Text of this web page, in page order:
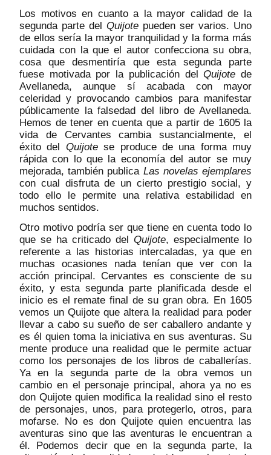
Los motivos en cuanto a la mayor calidad de la
segunda parte del Quijote pueden ser varios. Uno
de ellos sería la mayor tranquilidad y la forma más
cuidada con la que el autor confecciona su obra,
cosa que desmentiría que esta segunda parte
fuese motivada por la publicación delQuijotede
Avellaneda, aunque sí acabada con mayor
celeridad y provocando cambios para manifestar
públicamente la falsedad del libro de Avellaneda.
Hemos de tener en cuenta que a partir de 1605 la
vida de Cervantes cambia sustancialmente, el
éxito del Quijotese produce de una forma muy
rápida con lo que la economía del autor se muy
mejorada, también publica Las novelas ejemplares
con cual disfruta de un cierto prestigio social, y
todo ello le permite una relativa estabilidad en
muchos sentidos.
Otro motivo podría ser que tiene en cuenta todo lo
que se ha criticado del Quijote, especialmente lo
referente a las historias intercaladas, ya que en
muchas ocasiones nada tenían que ver con la
acción principal. Cervantes es consciente de su
éxito, y esta segunda parte planificada desde el
inicio es el remate final de su gran obra. En 1605
vemos un Quijote que altera la realidad para poder
llevar a cabo su sueño de ser caballero andante y
es él quien toma la iniciativa en sus aventuras. Su
mente produce una realidad que le permite actuar
como los personajes de los libros de caballerías.
Ya en la segunda parte de la obra vemos un
cambio en el personaje principal, ahora ya no es
don Quijote quien modifica la realidad sino el resto
de personajes, unos, para protegerlo, otros, para
mofarse. No es don Quijote quien encuentra las
aventuras sino que las aventuras le encuentran a
él. Podemos decir que en la segunda parte, la